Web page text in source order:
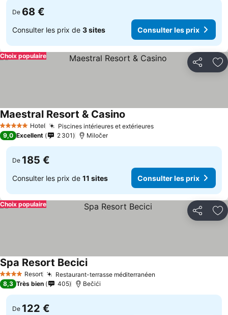
De 68 €
Consulter les prix de 3 sites Consulter les prix
Partager
Choix populaire
5 Étoiles Hotel Piscines intérieures et extérieures
Maestral Resort & Casino
9,0 Excellent 2 301 Miločer
De 185 €
Consulter les prix de 11 sites Consulter les prix
Partager
Choix populaire
4 Étoiles Resort Restaurant-terrasse méditerranéen
Spa Resort Becici
8,3 Très bien 405 Bečići
De 122 €